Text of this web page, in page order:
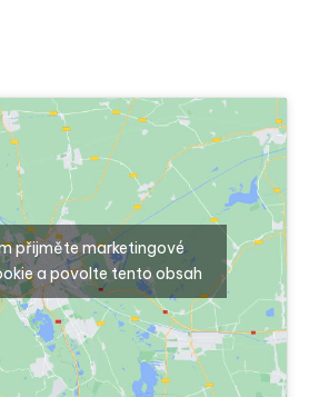
přijměte marketingové
a povolte tento obsah